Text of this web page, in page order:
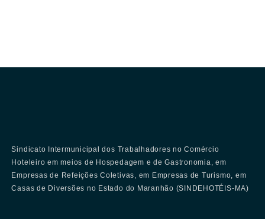
Sindicato Intermunicipal dos Trabalhadores no Comércio
Hoteleiro em meios de Hospedagem e de Gastronomia, em
Empresas de Refeições Coletivas, em Empresas de Turismo, em
Casas de Diversões no Estado do Maranhão (SINDEHOTÉIS-MA)